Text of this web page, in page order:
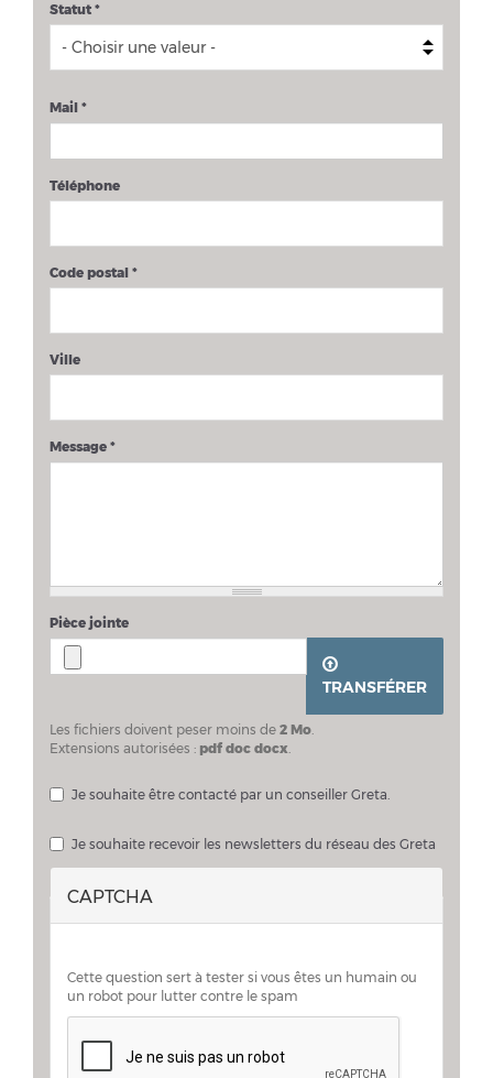
Statut *
Mail *
Téléphone
Code postal *
Ville
Message *
Pièce jointe
TRANSFÉRER
Les fichiers doivent peser moins de 2 Mo.
Extensions autorisées : pdf doc docx.
Je souhaite être contacté par un conseiller Greta.
Je souhaite recevoir les newsletters du réseau des Greta
CAPTCHA
Cette question sert à tester si vous êtes un humain ou
un robot pour lutter contre le spam